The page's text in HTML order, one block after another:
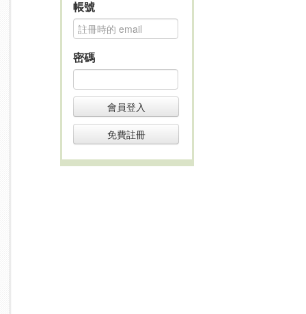
帳號
密碼
會員登入
免費註冊